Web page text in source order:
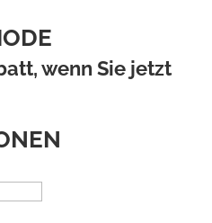
wenn Sie jetzt